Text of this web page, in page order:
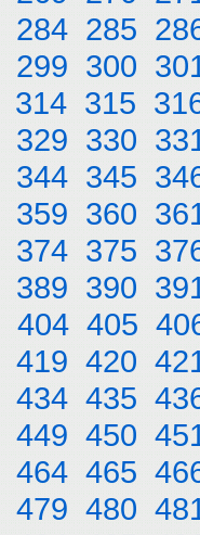
284 285
299 300
314 315
329 330
344 345
359 360
374 375
389 390
404 405
419 420
434 435
449 450
464 465
479 480